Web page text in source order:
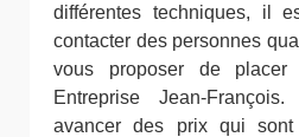
différentes techniques, il
contacter des personnes
vous proposer de placer
Entreprise Jean-
avancer des prix qui sont